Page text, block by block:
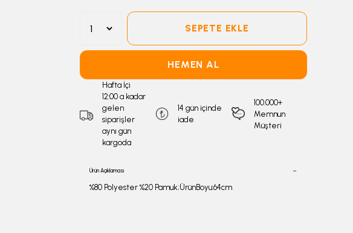
SEPETE EKLE
HEMEN AL
Hafta İçi
12:00 a kadar
gelen
siparişler
aynı gün
kargoda
14 gün içinde
iade
100.000+
Memnun
Müşteri
Ürün Açıklaması
%80 Polyester %20 Pamuk;ÜrünBoyu:64cm